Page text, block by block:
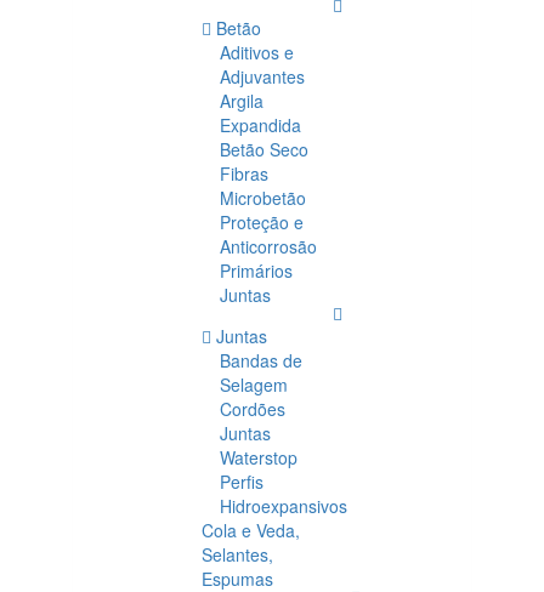
Betão
Aditivos e
Adjuvantes
Argila
Expandida
Betão Seco
Fibras
Microbetão
Proteção e
Anticorrosão
Primários
Juntas
Juntas
Bandas de
Selagem
Cordões
Juntas
Waterstop
Perfis
Hidroexpansivos
Cola e Veda,
Selantes,
Espumas